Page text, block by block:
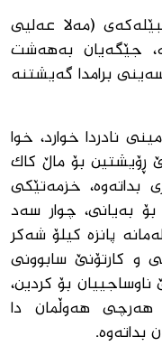
(مەلا عەلیی
جێگەیان بەهەشت
برامدا گەیشتنە
نادردا خوارد، خوا
ڕۆیشتین بۆ ماڵ کاک
بداتەوە، خزمەتێکی
بۆ بەیانی، چوار سەد
پانزە کیلۆ شەکر
و کارتۆنێ سابوونی
بۆ کردین،
ھەرچی ھەوڵمان دا
بداتەوە.